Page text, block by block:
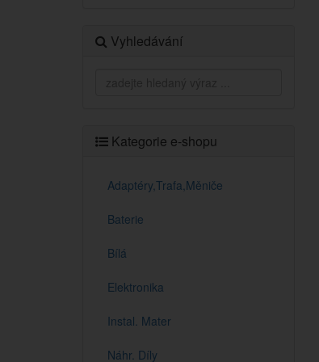
Vyhledávání
Kategorie e-shopu
Adaptéry,Trafa,Měniče
Baterie
Bílá
Elektronika
Instal. Mater
Náhr. Díly